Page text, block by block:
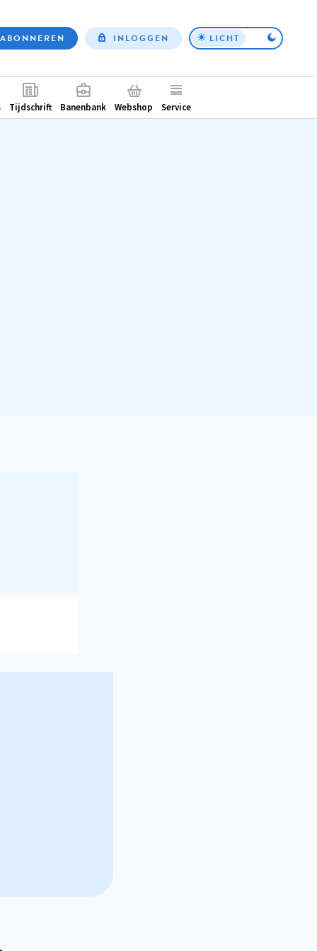
Top
ABONNEREN INLOGGEN LICHT
Tijdschrift Banenbank Webshop Service